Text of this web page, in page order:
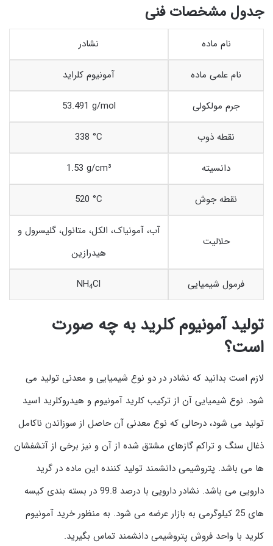
جدول مشخصات فنی
نام ماده نشادر
نام علمی ماده آمونیوم کلراید
جرم مولکولی 53.491 g/mol
نقطه ذوب 338 °C
دانسیته 1.53 g/cm³
نقطه جوش 520 °C
حلالیت
آب، آمونیاک، الکل، متانول، گلیسرول و
هیدرازین
فرمول شیمیایی NH4Cl
تولید آمونیوم کلرید به چه صورت
است؟
لازم است بدانید که نشادر در دو نوع شیمیایی و معدنی تولید می
شود. نوع شیمیایی آن از ترکیب کلرید آمونیوم و هیدروکلرید اسید
تولید می شود، درحالی که نوع معدنی آن حاصل از سوزاندن ناکامل
ذغال سنگ و تراکم گازهای مشتق شده از آن و نیز برخی از آتشفشان
ها می باشد. پتروشیمی دانشمند تولید کننده این ماده در گرید
دارویی می باشد. نشادر دارویی با درصد 99.8 در بسته بندی کیسه
های 25 کیلوگرمی به بازار عرضه می شود. به منظور خرید آمونیوم
کلرید با واحد فروش پتروشیمی دانشمند تماس بگیرید.